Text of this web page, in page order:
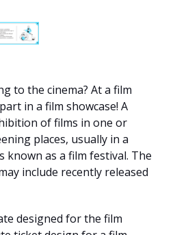
to the cinema? At a film
in a film showcase! A
of films in one or
places, usually in a
known as a film festival. The
include recently released
designed for the film